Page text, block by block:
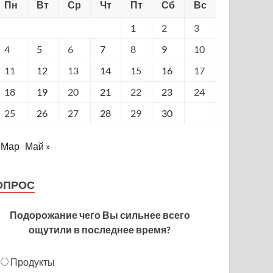
Пн Вт Ср Чт Пт Сб
Вс
1
2
3
4
5 6 7 8 9
10
11
12 13 14 15 16
17
18
19 20 21 22 23
24
25
26 27 28 29 30
Мар Май »
Подорожание чего Вы сильнее всего
ощутили в последнее время?
Продукты